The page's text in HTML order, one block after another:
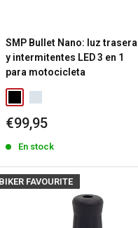
SMP Bullet Nano: luz trasera
y intermitentes LED 3 en 1
para motocicleta
Precio
venta
€99,95
En stock
BIKER FAVOURITE